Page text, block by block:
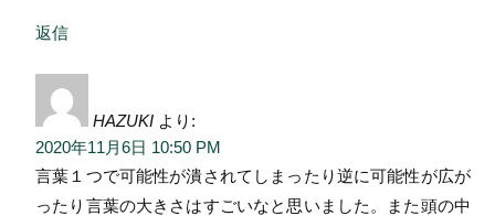
返信
HAZUKI より:
2020年11月6日 10:50 PM
言葉１つで可能性が潰されてしまったり逆に可能性が広が
ったり言葉の大きさはすごいなと思いました。また頭の中